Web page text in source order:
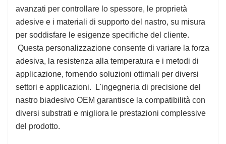
avanzati per controllare lo spessore, le proprietà
adesive e i materiali di supporto del nastro, su misura
per soddisfare le esigenze specifiche del cliente.
Questa personalizzazione consente di variare la forza
adesiva, la resistenza alla temperatura e i metodi di
applicazione, fornendo soluzioni ottimali per diversi
settori e applicazioni. L'ingegneria di precisione del
nastro biadesivo OEM garantisce la compatibilità con
diversi substrati e migliora le prestazioni complessive
del prodotto.